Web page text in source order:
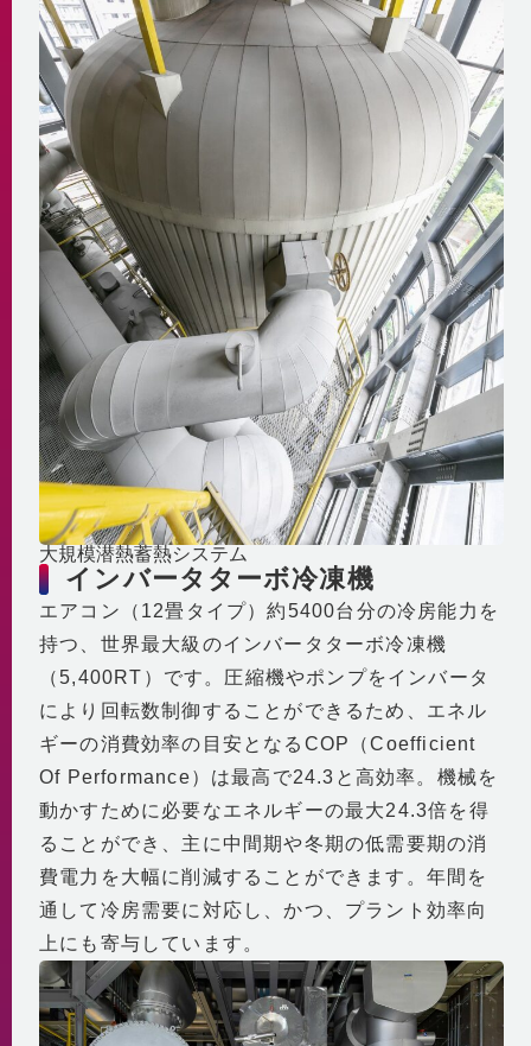
大規模潜熱蓄熱システム
インバータターボ冷凍機
エアコン（12畳タイプ）約5400台分の冷房能力を
持つ、世界最大級のインバータターボ冷凍機
（5,400RT）です。圧縮機やポンプをインバータ
により回転数制御することができるため、エネル
ギーの消費効率の目安となるCOP（Coefficient
Of Performance）は最高で24.3と高効率。機械を
動かすために必要なエネルギーの最大24.3倍を得
ることができ、主に中間期や冬期の低需要期の消
費電力を大幅に削減することができます。年間を
通して冷房需要に対応し、かつ、プラント効率向
上にも寄与しています。